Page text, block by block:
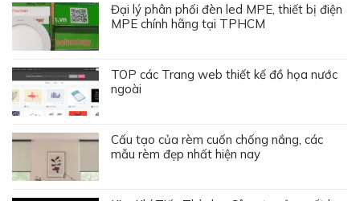
Đại lý phân phối đèn led MPE, thiết bị điện
MPE chính hãng tại TPHCM
TOP các Trang web thiết kế đồ họa nước
ngoài
Cấu tạo của rèm cuốn chống nắng, các
mẫu rèm đẹp nhất hiện nay